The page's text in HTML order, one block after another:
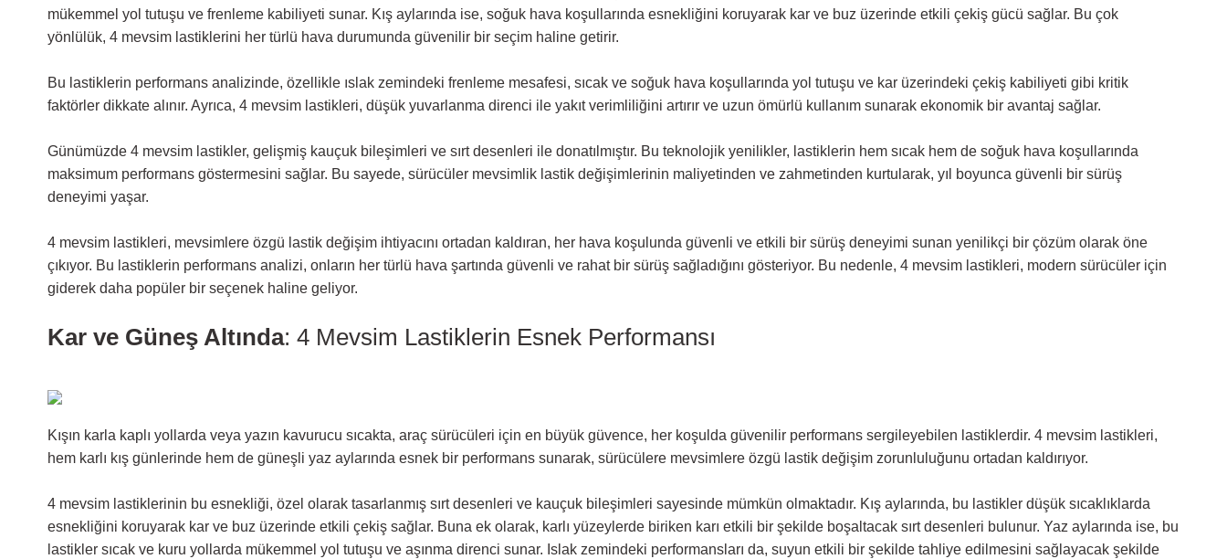
mükemmel yol tutuşu ve frenleme kabiliyeti sunar. Kış aylarında ise, soğuk hava koşullarında esnekliğini koruyarak kar ve buz üzerinde etkili çekiş gücü sağlar. Bu çok
yönlülük, 4 mevsim lastiklerini her türlü hava durumunda güvenilir bir seçim haline getirir.
Bu lastiklerin performans analizinde, özellikle ıslak zemindeki frenleme mesafesi, sıcak ve soğuk hava koşullarında yol tutuşu ve kar üzerindeki çekiş kabiliyeti gibi kritik
faktörler dikkate alınır. Ayrıca, 4 mevsim lastikleri, düşük yuvarlanma direnci ile yakıt verimliliğini artırır ve uzun ömürlü kullanım sunarak ekonomik bir avantaj sağlar.
Günümüzde 4 mevsim lastikler, gelişmiş kauçuk bileşimleri ve sırt desenleri ile donatılmıştır. Bu teknolojik yenilikler, lastiklerin hem sıcak hem de soğuk hava koşullarında
maksimum performans göstermesini sağlar. Bu sayede, sürücüler mevsimlik lastik değişimlerinin maliyetinden ve zahmetinden kurtularak, yıl boyunca güvenli bir sürüş
deneyimi yaşar.
4 mevsim lastikleri, mevsimlere özgü lastik değişim ihtiyacını ortadan kaldıran, her hava koşulunda güvenli ve etkili bir sürüş deneyimi sunan yenilikçi bir çözüm olarak öne
çıkıyor. Bu lastiklerin performans analizi, onların her türlü hava şartında güvenli ve rahat bir sürüş sağladığını gösteriyor. Bu nedenle, 4 mevsim lastikleri, modern sürücüler için
giderek daha popüler bir seçenek haline geliyor.
Kar ve Güneş Altında: 4 Mevsim Lastiklerin Esnek Performansı
Kışın karla kaplı yollarda veya yazın kavurucu sıcakta, araç sürücüleri için en büyük güvence, her koşulda güvenilir performans sergileyebilen lastiklerdir. 4 mevsim lastikleri,
hem karlı kış günlerinde hem de güneşli yaz aylarında esnek bir performans sunarak, sürücülere mevsimlere özgü lastik değişim zorunluluğunu ortadan kaldırıyor.
4 mevsim lastiklerinin bu esnekliği, özel olarak tasarlanmış sırt desenleri ve kauçuk bileşimleri sayesinde mümkün olmaktadır. Kış aylarında, bu lastikler düşük sıcaklıklarda
esnekliğini koruyarak kar ve buz üzerinde etkili çekiş sağlar. Buna ek olarak, karlı yüzeylerde biriken karı etkili bir şekilde boşaltacak sırt desenleri bulunur. Yaz aylarında ise, bu
lastikler sıcak ve kuru yollarda mükemmel yol tutuşu ve aşınma direnci sunar. Islak zemindeki performansları da, suyun etkili bir şekilde tahliye edilmesini sağlayacak şekilde